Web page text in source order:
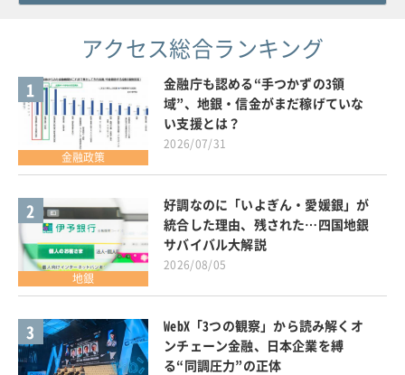
アクセス総合ランキング
1
金融政策
金融庁も認める“手つかずの3領
域”、地銀・信金がまだ稼げていな
い支援とは？
2026/07/31
2
地銀
好調なのに「いよぎん・愛媛銀」が
統合した理由、残された…四国地銀
サバイバル大解説
2026/08/05
3
WebX「3つの観察」から読み解くオ
ンチェーン金融、日本企業を縛
る“同調圧力”の正体